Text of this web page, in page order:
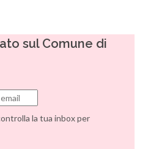
sul Comune di
la tua inbox per